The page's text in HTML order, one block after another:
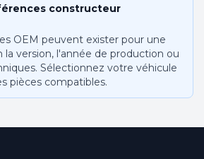
constructeur
OEM peuvent exister pour une
version, l'année de production ou
Sélectionnez votre véhicule
pièces compatibles.